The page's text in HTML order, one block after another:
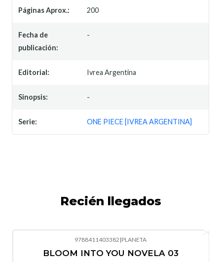
Páginas Aprox.: 200
Fecha de
publicación:
-
Editorial: Ivrea Argentina
Sinopsis: -
Serie: ONE PIECE [IVREA ARGENTINA]
Recién llegados
Nuevo
9788411403382 |PLANETA
BLOOM INTO YOU NOVELA 03